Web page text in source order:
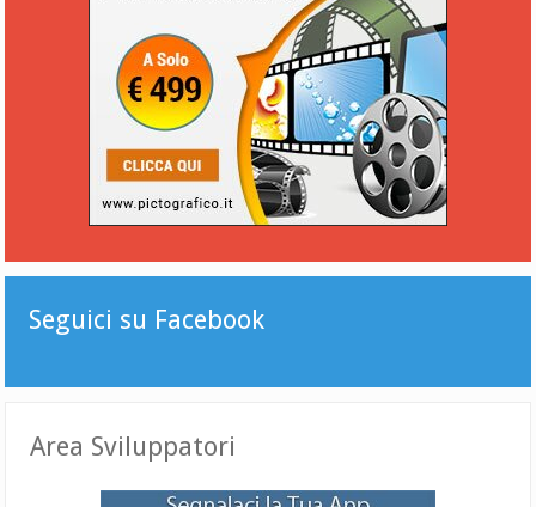
Seguici su Facebook
Area Sviluppatori